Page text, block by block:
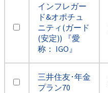
インフレガー
ド&オポチュ
ニティ(ガード
(安定)) 『愛
称： IGO』
三井住友･年金
プラン70